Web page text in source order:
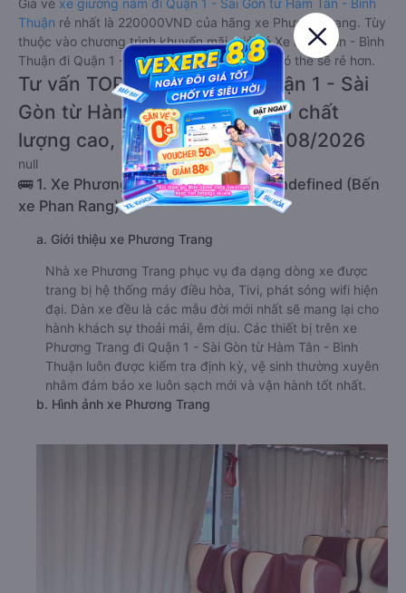
Giá vé xe giường nằm đi Quận 1 - Sài Gòn từ Hàm Tân - Bình
Thuận rẻ nhất là 220000VND của hãng xe Phương Trang. Tùy
thuộc vào chương trình khuyến mãi, giá vé Xe Hàm Tân - Bình
Thuận đi Quận 1 - Sài Gòn giường nằm này có thể sẽ rẻ hơn.
Tư vấn TOP 2 xe khách đi Quận 1 - Sài
Gòn từ Hàm Tân - Bình Thuận chất
lượng cao, uy tín, giá rẻ nhất 08/2026
null
🚌 1. Xe Phương Trang khởi hành tại undefined (Bến
xe Phan Rang)
a. Giới thiệu xe Phương Trang
Nhà xe Phương Trang phục vụ đa dạng dòng xe được
trang bị hệ thống máy điều hòa, Tivi, phát sóng wifi hiện
đại. Dàn xe đều là các mẫu đời mới nhất sẽ mang lại cho
hành khách sự thoải mái, êm dịu. Các thiết bị trên xe
Phương Trang đi Quận 1 - Sài Gòn từ Hàm Tân - Bình
Thuận luôn được kiểm tra định kỳ, vệ sinh thường xuyên
nhằm đảm bảo xe luôn sạch mới và vận hành tốt nhất.
b. Hình ảnh xe Phương Trang